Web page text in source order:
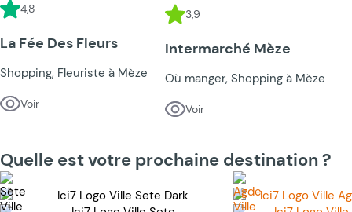
4,8
La Fée Des Fleurs
Shopping, Fleuriste à Mèze
Voir
3,9
Intermarché Mèze
Où manger, Shopping à Mèze
Voir
Quelle est votre prochaine destination ?